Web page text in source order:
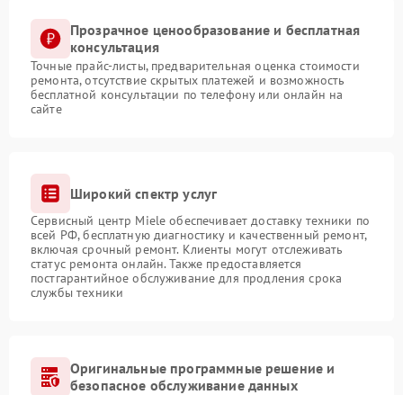
Прозрачное ценообразование и бесплатная
консультация
Точные прайс-листы, предварительная оценка стоимости
ремонта, отсутствие скрытых платежей и возможность
бесплатной консультации по телефону или онлайн на
сайте
Широкий спектр услуг
Сервисный центр Miele обеспечивает доставку техники по
всей РФ, бесплатную диагностику и качественный ремонт,
включая срочный ремонт. Клиенты могут отслеживать
статус ремонта онлайн. Также предоставляется
постгарантийное обслуживание для продления срока
службы техники
Оригинальные программные решение и
безопасное обслуживание данных